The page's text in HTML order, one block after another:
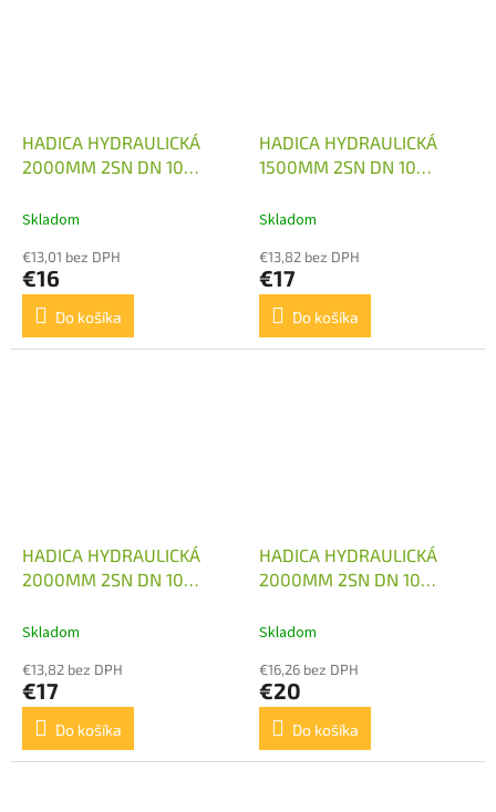
HADICA HYDRAULICKÁ
2000MM 2SN DN 10
Skladom
€13,01 bez DPH
€16
Do košíka
HADICA HYDRAULICKÁ
1500MM 2SN DN 10
Skladom
€13,82 bez DPH
€17
Do košíka
HADICA HYDRAULICKÁ
2000MM 2SN DN 10
Skladom
€13,82 bez DPH
€17
Do košíka
HADICA HYDRAULICKÁ
2000MM 2SN DN 10
Skladom
€16,26 bez DPH
€20
Do košíka